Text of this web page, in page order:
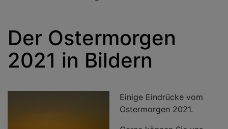
Der Ostermorgen
2021 in Bildern
Einige Eindrücke vom
Ostermorgen 2021.